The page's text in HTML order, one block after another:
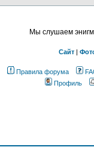
Мы слушаем
Сайт |
Правила форума
Профиль